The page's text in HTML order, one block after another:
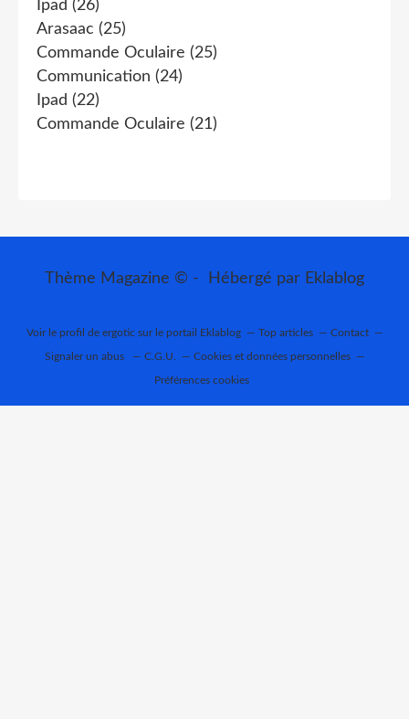
Ipad (26)
Arasaac (25)
Commande Oculaire (25)
Communication (24)
Ipad (22)
Commande Oculaire (21)
Thème Magazine © - Hébergé par Eklablog
Voir le profil de ergotic sur le portail Eklablog Top articles Contact
Signaler un abus C.G.U. Cookies et données personnelles
Préférences cookies